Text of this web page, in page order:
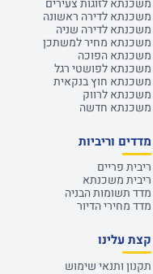
משכנתא לדירה ראשונה
משכנתא לדירה שניה
משכנתא מחיר למשתכן
משכנתא הפוכה
משכנתא לפושטי רגל
משכנתא חוץ בנקאית
משכנתא לרווק
משכנתא חדשה
מדדים וריביות
ריבית פריים
ריבית משכנתא
מדד תשומות הבניה
מדד מחירי הדיור
קצת עלינו
תקנון ותנאי שימוש